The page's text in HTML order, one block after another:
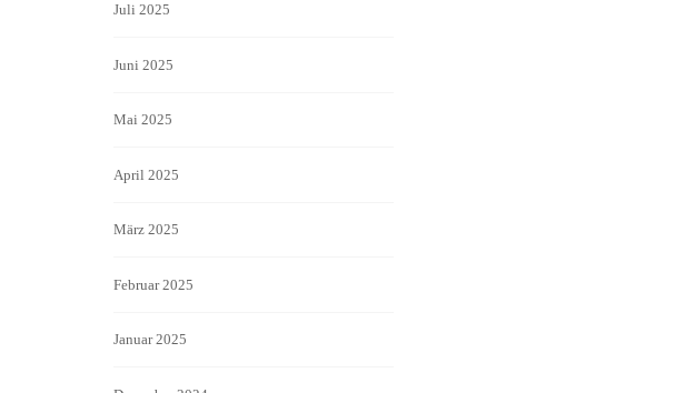
Juli 2025
Juni 2025
Mai 2025
April 2025
März 2025
Februar 2025
Januar 2025